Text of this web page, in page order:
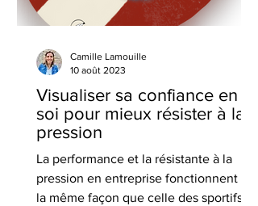
Visualiser sa confiance en
soi pour mieux résister à la
pression
La performance et la résistante à la
pression en entreprise fonctionnent de
la même façon que celle des sportifs de
Camille Lamouille
10 août 2023